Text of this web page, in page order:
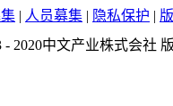
| 人员募集 | 隐私保护 |
- 2020中文产业株式会社